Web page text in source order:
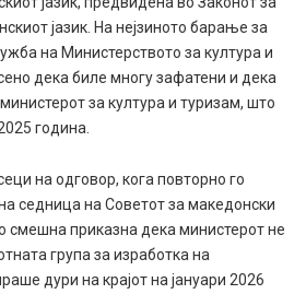
јазик. На нејзиното барање за
на Министерството за култура и
дека биле многу зафатени и дека
за култура и туризам, што
година.
на одговор, кога повторно го
седница на Советот за македонски
смешна приказна дека министерот не
група за изработка на
дури на крајот на јануари 2026